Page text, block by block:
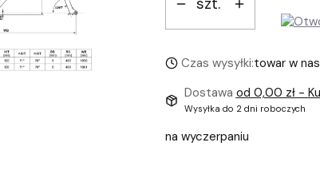
Czas wysyłki:towar w
Dostawa od 0,00 zł -
Wysyłka do 2 dni roboczych
na wyczerpaniu